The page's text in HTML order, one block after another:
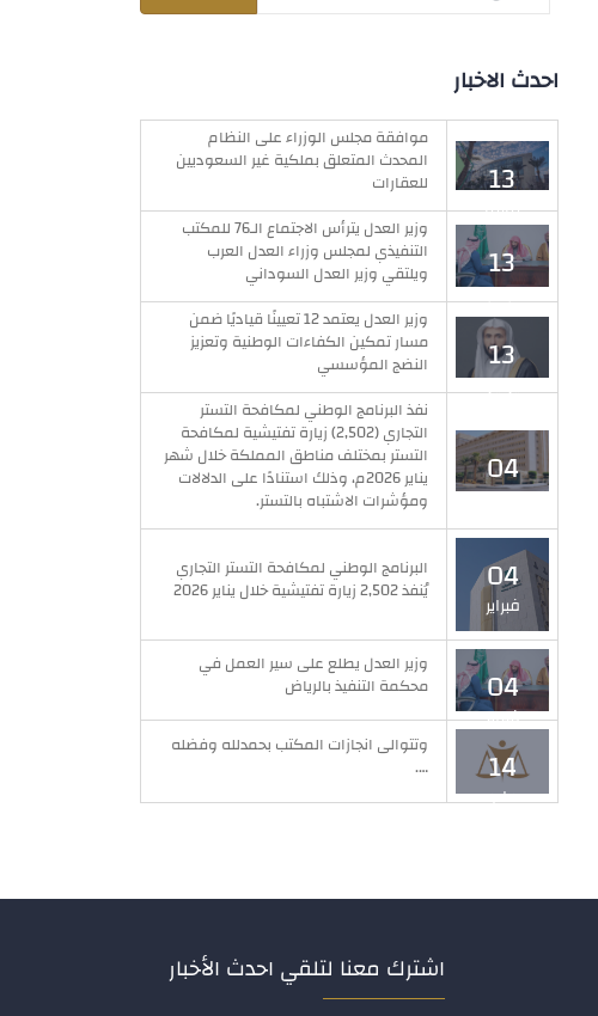
احدث الاخبار
13
يوليو
موافقة مجلس الوزراء على النظام
المحدث المتعلق بملكية غير السعوديين
للعقارات
13
يوليو
وزير العدل يترأس الاجتماع الـ76 للمكتب
التنفيذي لمجلس وزراء العدل العرب
ويلتقي وزير العدل السوداني
13
يوليو
وزير العدل يعتمد 12 تعيينًا قياديًا ضمن
مسار تمكين الكفاءات الوطنية وتعزيز
النضج المؤسسي
04
فبراير
نفذ البرنامج الوطني لمكافحة التستر
التجاري (2,502) زيارة تفتيشية لمكافحة
التستر بمختلف مناطق المملكة خلال شهر
يناير 2026م، وذلك استنادًا على الدلالات
ومؤشرات الاشتباه بالتستر.
04
فبراير
البرنامج الوطني لمكافحة التستر التجاري
يُنفذ 2,502 زيارة تفتيشية خلال يناير 2026
04
فبراير
وزير العدل يطلع على سير العمل في
محكمة التنفيذ بالرياض
14
مايو
وتتوالى انجازات المكتب بحمدلله وفضله
….
اشترك معنا لتلقي احدث الأخبار